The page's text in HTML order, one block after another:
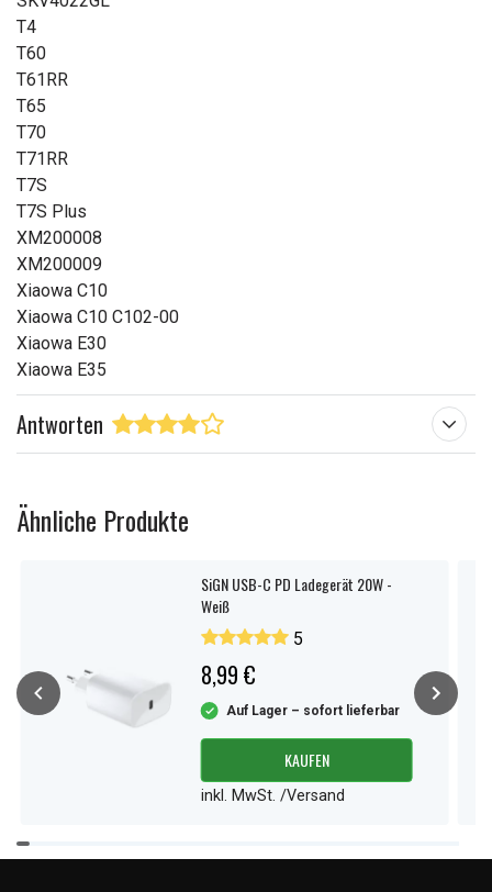
T4
T60
T61RR
T65
T70
T71RR
T7S
T7S Plus
XM200008
XM200009
Xiaowa C10
Xiaowa C10 C102-00
Xiaowa E30
Xiaowa E35
Antworten
Ähnliche Produkte
SiGN USB-C PD Ladegerät 20W -
Weiß
5
8,99 €
Auf Lager – sofort lieferbar
KAUFEN
inkl. MwSt. /Versand
Item
1